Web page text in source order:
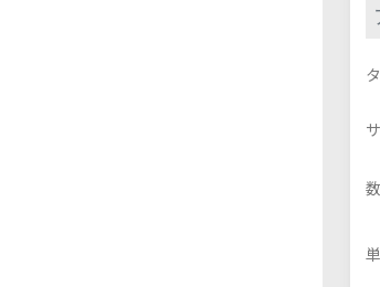
アクリルキーホル